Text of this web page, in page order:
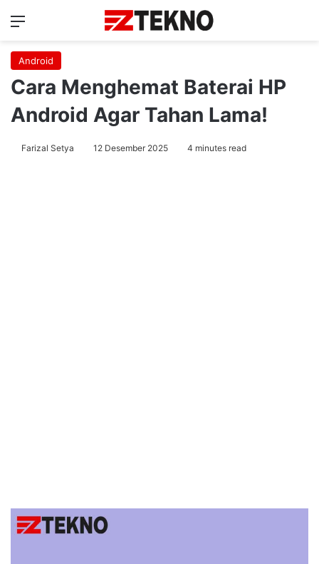
Menu
Android
Cara Menghemat Baterai HP
Android Agar Tahan Lama!
Farizal Setya 12 Desember 2025 4 minutes read